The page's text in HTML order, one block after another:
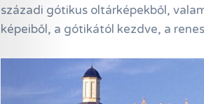
századi gótikus oltárképekből,
képeiből, a gótikától kezdve, a